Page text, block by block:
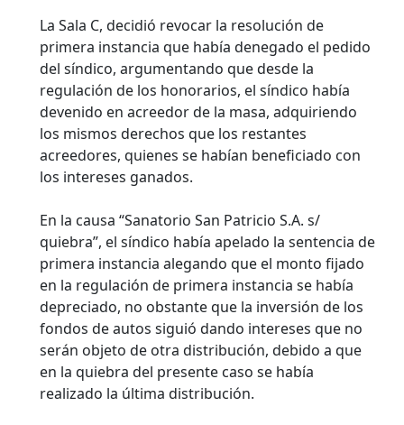
La Sala C, decidió revocar la resolución de
primera instancia que había denegado el pedido
del síndico, argumentando que desde la
regulación de los honorarios, el síndico había
devenido en acreedor de la masa, adquiriendo
los mismos derechos que los restantes
acreedores, quienes se habían beneficiado con
los intereses ganados.
En la causa “Sanatorio San Patricio S.A. s/
quiebra”, el síndico había apelado la sentencia de
primera instancia alegando que el monto fijado
en la regulación de primera instancia se había
depreciado, no obstante que la inversión de los
fondos de autos siguió dando intereses que no
serán objeto de otra distribución, debido a que
en la quiebra del presente caso se había
realizado la última distribución.